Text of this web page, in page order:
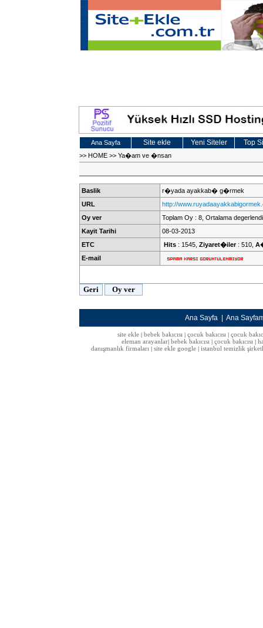
Ana Sayfa Site ekle Yeni Siteler Top
>> HOME >> Ya�am ve �nsan
Baslik
r�yada ayakkab� g�rmek
URL
http://
Oy ver
Toplam Oy : 8, Ortalama
Kayit Tarihi
08-03-2013
ETC
Hits : 1545, Ziyaret�iler: 510,
E-mail
Ana Sayfa Ana
site ekle| bebek bakıcısı| çocuk bakıcısı| çocuk
eleman arayanlar bebek bakıcısı çocuk bakıcısı
danışmanlık firmaları
site ekle google istanbul temizlik